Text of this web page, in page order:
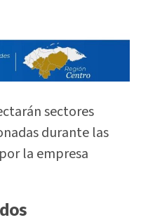
sectores
durante las
la empresa